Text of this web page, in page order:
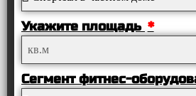
Укажите площадь
Сегмент фитнес-